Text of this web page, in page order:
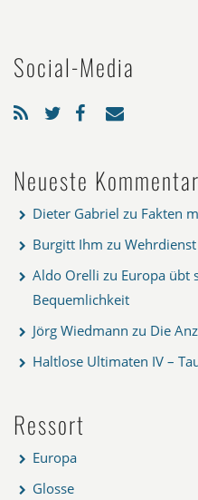
Social-Media
Neueste
Dieter Gabriel zu Fakten
Burgitt Ihm zu Wehrdienst
Aldo Orelli zu Europa übt
Bequemlichkeit
Jörg Wiedmann zu Die
Haltlose Ultimaten IV –
Ressort
Europa
Glosse